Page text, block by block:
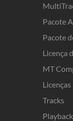
Pacote
Pacote
Licença
MT
Tracks
Playback